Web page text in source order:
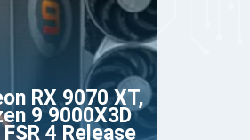
RX 9070 XT,
9 9000X3D
4 Release